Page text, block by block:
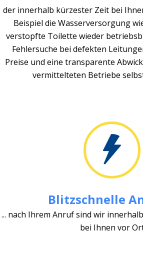
der innerhalb kürzester Zeit bei
Beispiel die Wasserversorgung
verstopfte Toilette wieder
Fehlersuche bei defekten
Preise und eine transparente
vermittelteten Betriebe
Blitzschnelle
... nach Ihrem Anruf sind wir
bei Ihnen vor